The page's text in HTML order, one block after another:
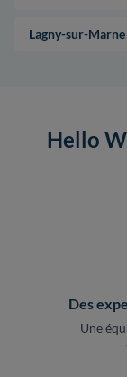
Lagny-sur-Marne
Hello
Des
Une